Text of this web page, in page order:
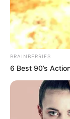
BRAINBERRIES
6 Best 90’s